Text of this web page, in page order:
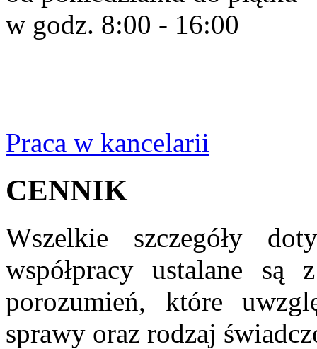
w godz. 8:00 - 16:00
Praca w kancelarii
CENNIK
Wszelkie szczegóły
współpracy ustalane
porozumień, które
sprawy oraz rodzaj